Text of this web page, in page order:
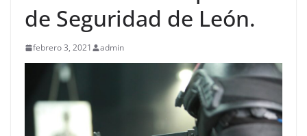
de Seguridad de León.
febrero 3, 2021 admin